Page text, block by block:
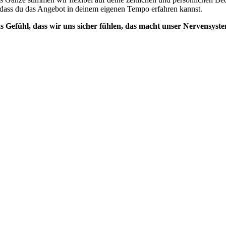
du das Angebot in deinem eigenen Tempo erfahren kannst.
Gefühl, dass wir uns sicher fühlen, das macht unser